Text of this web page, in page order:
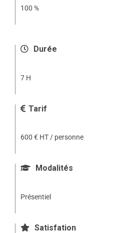
100 %
Durée
7 H
Tarif
600 € HT / personne
Modalités
Présentiel
Satisfation